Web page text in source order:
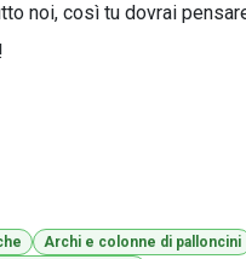
noi, così tu dovrai
Archi e colonne di palloncini